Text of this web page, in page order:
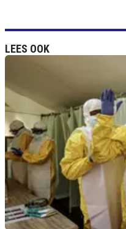
LEES OOK